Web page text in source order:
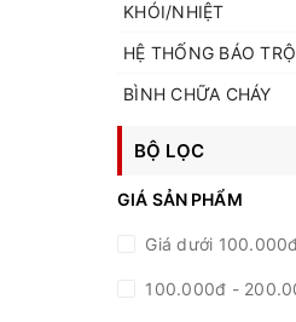
KHÓI/NHIỆT
HỆ THỐNG BÁO
BÌNH CHỮA CHÁY
BỘ LỌC
GIÁ SẢN PHẨM
Giá dưới
100.000đ -